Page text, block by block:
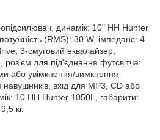
динамік: 10" HH Hunter
(RMS): 30 W, імпеданс: 4
3-смуговий еквалайзер,
для під'єднання футсвітча:
або увімкнення/вимкнення
вхід для MP3, CD або
10 HH Hunter 1050L, габарити:
кг.